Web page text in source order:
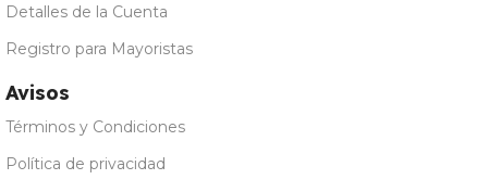
Detalles de la Cuenta
Registro para Mayoristas
Avisos
Términos y Condiciones
Política de privacidad